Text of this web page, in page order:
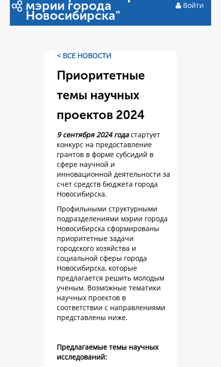
мэрии города
Новосибирска"
Войти
< ВСЕ НОВОСТИ
Приоритетные
темы научных
проектов 2024
9 сентября 2024 годастартует
конкурс на предоставление
грантов в форме субсидий в
сфере научной и
инновационной деятельности за
счет средств бюджета города
Новосибирска.
Профильными структурными
подразделениями мэрии города
Новосибирска сформированы
приоритетные задачи
городского хозяйства и
социальной сферы города
Новосибирска, которые
предлагается решить молодым
ученым. Возможные тематики
научных проектов в
соответствии с направлениями
представлены ниже.
Предлагаемые темы научных
исследований: